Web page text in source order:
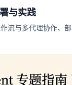
与实践
流与多代理协作、